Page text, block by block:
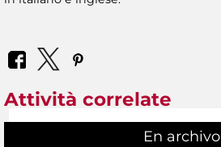
Attività correlate
En archivo